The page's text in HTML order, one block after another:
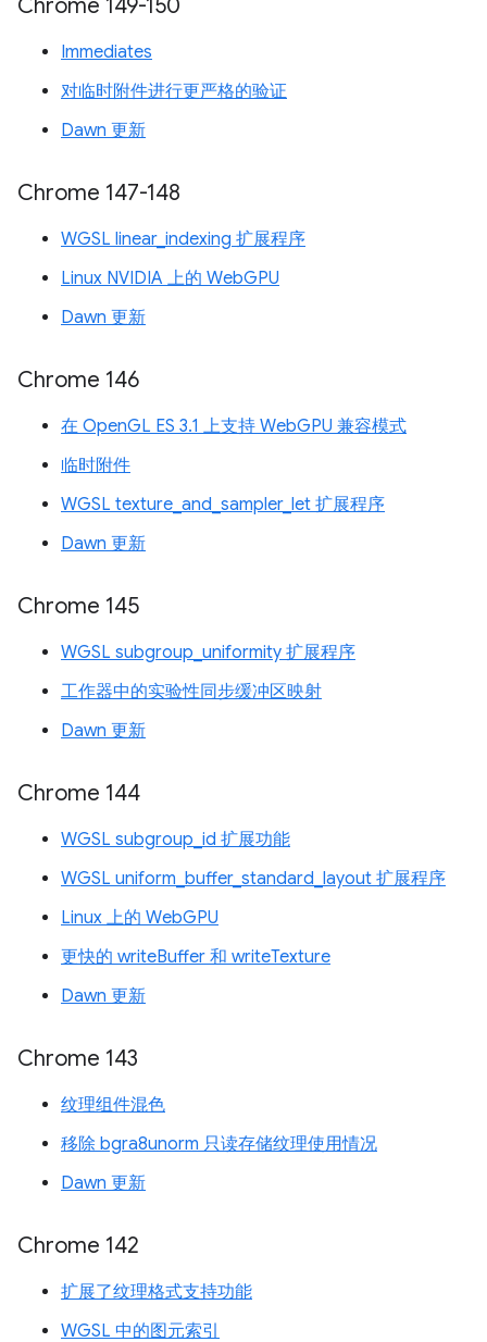
Chrome 149-150
Immediates
对临时附件进行更严格的验证
Dawn 更新
Chrome 147-148
WGSL linear_indexing 扩展程序
Linux NVIDIA 上的 WebGPU
Dawn 更新
Chrome 146
在 OpenGL ES 3.1 上支持 WebGPU 兼容模式
临时附件
WGSL texture_and_sampler_let 扩展程序
Dawn 更新
Chrome 145
WGSL subgroup_uniformity 扩展程序
工作器中的实验性同步缓冲区映射
Dawn 更新
Chrome 144
WGSL subgroup_id 扩展功能
WGSL uniform_buffer_standard_layout 扩展程序
Linux 上的 WebGPU
更快的 writeBuffer 和 writeTexture
Dawn 更新
Chrome 143
纹理组件混色
移除 bgra8unorm 只读存储纹理使用情况
Dawn 更新
Chrome 142
扩展了纹理格式支持功能
WGSL 中的图元索引